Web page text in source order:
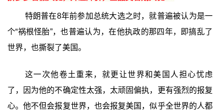
特朗普在8年前参加总统大选之时，就普遍被认为是一
个“祸根怪胎”，也普遍认为，在他执政的那四年，即搞乱了
世界，也撕裂了美国。
这一次他卷土重来，就更让世界和美国人担心忧虑
了，因为他的不确定性太强，太顽固偏执，更有强烈的报复
心。他不但会报复世界，也会报复美国，似乎全世界的人都